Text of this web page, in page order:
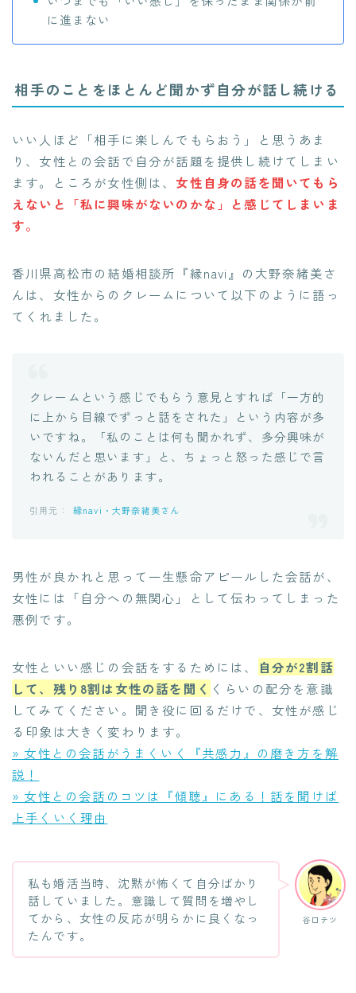
に進まない
相手のことをほとんど聞かず自分が話し続ける
いい人ほど「相手に楽しんでもらおう」と思うあま
り、女性との会話で自分が話題を提供し続けてしまい
ます。ところが女性側は、 女性自身の話を聞いてもら
えないと「私に興味がないのかな」と感じてしまいま
す。
香川県高松市の結婚相談所『縁navi』の大野奈緒美さ
んは、女性からのクレームについて以下のように語っ
てくれました。
クレームという感じでもらう意見とすれば「一方的
に上から目線でずっと話をされた」という内容が多
いですね。「私のことは何も聞かれず、多分興味が
ないんだと思います」と、ちょっと怒った感じで言
われることがあります。
縁navi・大野奈緒美さん
男性が良かれと思って一生懸命アピールした会話が、
女性には「自分への無関心」として伝わってしまった
悪例です。
女性といい感じの会話をするためには、
自分が2割話
して、残り8割は女性の話を聞く くらいの配分を意識
してみてください。聞き役に回るだけで、女性が感じ
る印象は大きく変わります。
» 女性との会話がうまくいく『共感力』の磨き方を解
説！
» 女性との会話のコツは『傾聴』にある！話を聞けば
上手くいく理由
谷口テツ
私も婚活当時、沈黙が怖くて自分ばかり
話していました。意識して質問を増やし
てから、女性の反応が明らかに良くなっ
たんです。